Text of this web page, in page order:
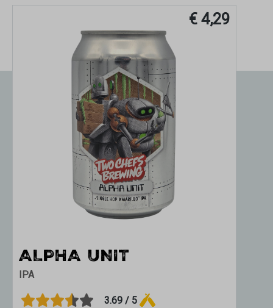
€ 4,29
ALPHA UNIT
IPA
3.69 / 5